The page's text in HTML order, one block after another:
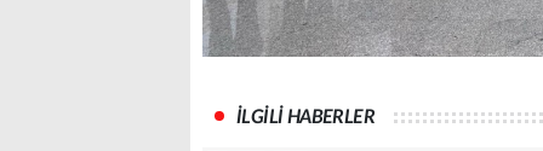
İLGİLİ HABERLER